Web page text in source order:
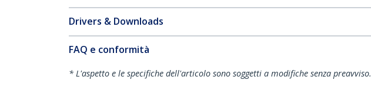
Drivers & Downloads
FAQ e conformità
* L'aspetto e le specifiche dell'articolo sono soggetti a modifiche senza preavviso.